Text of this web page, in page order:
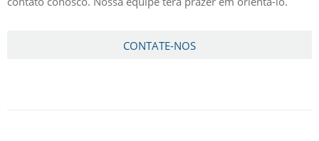
CONTATE-NOS